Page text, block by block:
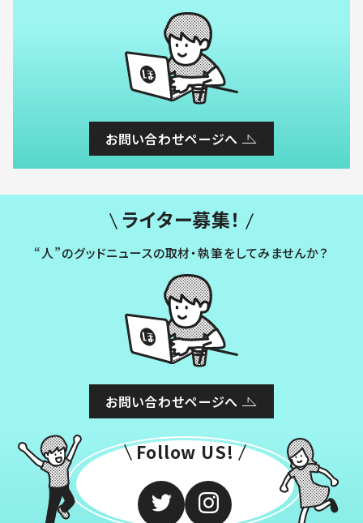
お問い合わせページへ
ライター募集！
“人”のグッドニュースの取材・執筆をしてみませんか？
お問い合わせページへ
Follow US!